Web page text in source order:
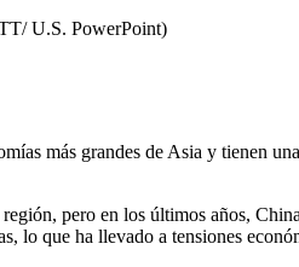
U.S. PowerPoint)
más grandes de Asia y tienen
pero en los últimos años,
lo que ha llevado a tensiones